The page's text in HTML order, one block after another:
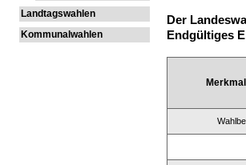
Landtagswahlen
Kommunalwahlen
Der
Endgültiges
Merkmal